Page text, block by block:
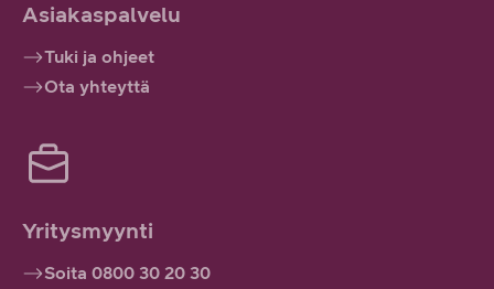
Asiakaspalvelu
Tuki ja ohjeet
Ota yhteyttä
Yritysmyynti
Soita 0800 30 20 30